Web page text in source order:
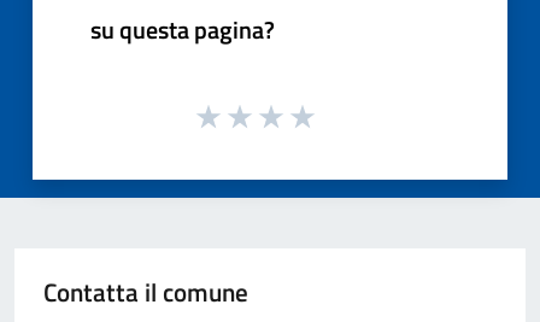
su questa pagina?
Contatta il comune